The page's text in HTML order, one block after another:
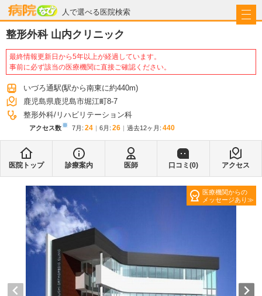
人で選べる医院検索
病院なび
整形外科 山内クリニック
最終情報更新日から5年以上が経過しています。
事前に必ず該当の医療機関に直接ご確認ください。
いづろ通駅(駅から南東に約440m)
鹿児島県鹿児島市堀江町8-7
整形外科 リハビリテーション科
アクセス数※ 7月 : 24 6月 : 26 過去12ヶ月: 440
医院トップ 診療案内 医師 口コミ(0) アクセス
医療機関からの
メッセージあり